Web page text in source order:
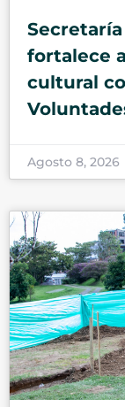
fortalece
cultural
Agosto 8, 2026